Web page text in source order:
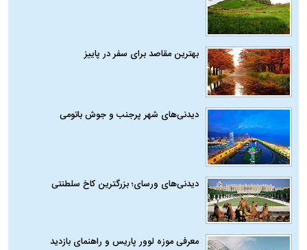
بهترین مقاصد برای سفر در پاییز
دیدنی‌های شهر پرجنب و جوش باتومی
دیدنی‌های ورسای؛ بزرگترین کاخ سلطنتی
معرفی موزه لوور پاریس و راهنمای بازدید